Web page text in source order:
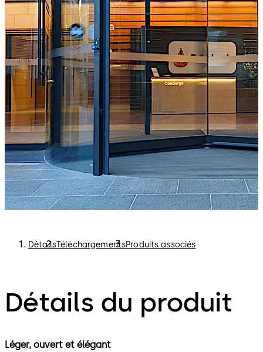
DétailsTéléchargementsProduits associés
Détails du produit
Léger, ouvert et élégant